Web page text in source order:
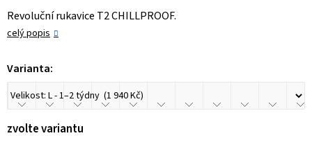
Revoluční rukavice T2 CHILLPROOF.
celý popis
Varianta:
zvolte variantu